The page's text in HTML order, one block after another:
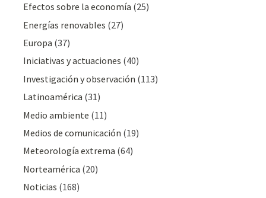
Efectos sobre la economía (25)
Energías renovables (27)
Europa (37)
Iniciativas y actuaciones (40)
Investigación y observación (113)
Latinoamérica (31)
Medio ambiente (11)
Medios de comunicación (19)
Meteorologí­a extrema (64)
Norteamérica (20)
Noticias (168)